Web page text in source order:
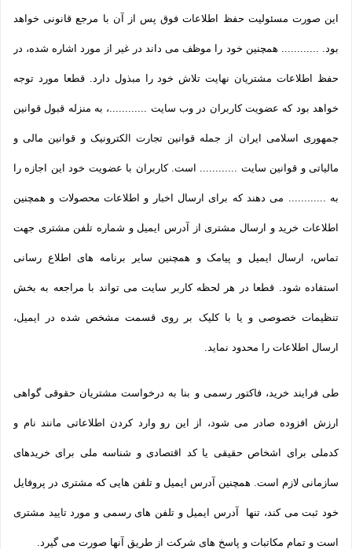
این صورت مسئولیت حفظ اطلاعات فوق پس از آن با مرجع قانونی خواهد
بود. ............ همچنین خود را موظف می داند در غیر از مورد اشاره شده، در
حفظ اطلاعات مشتریان نهایت تلاش خود را مبذول دارد. قطعا مورد توجه
خواهد بود که عضویت کاربران در وب سایت ............، به منزله قبول قوانین
جمهوری اسلامی ایران از جمله قوانین تجارت الکترونیک و قوانین مالی و
مالیاتی و قوانین سایت ............ است. کاربران با عضویت خود این اجازه را
به ............ می دهند که برای ارسال اخبار و اطلاعات محصولات و همچنین
اطلاعات خرید و ارسال مشتری از آدرس ایمیل و شماره تلفن مشتری جهت
تماس، ارسال ایمیل و پیامک و همچنین سایر برنامه های اطلاع رسانی
استفاده شود. قطعا در هر لحظه کاربر سایت می تواند با مراجعه به بخش
تنظیمات خصوصی و یا با کلیک بر روی قسمت مشخص شده در ایمیل،
ارسال اطلاعات را محدود نماید.
طی فرایند خرید، فاکتور رسمی و بنا به درخواست مشتریان حقوقی گواهی
ارزش افزوده صادر می شود، از این رو وارد کردن اطلاعاتی مانند نام و
کدملی برای اشخاص حقیقی یا کد اقتصادی و شناسه ملی برای خریدهای
سازمانی لازم است. همچنین آدرس ایمیل و تلفن هایی که مشتری در پروفایل
خود ثبت می­ کند، تنها آدرس ایمیل و تلفن­ های رسمی و مورد تایید مشتری
است و تمام مکاتبات و پاسخ های شرکت از طریق آنها صورت می گیرد.